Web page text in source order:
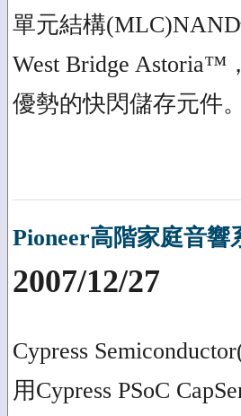
單元結構
West Bridge Astoria™
優勢的快閃儲存元件。
Pioneer高階家庭音響
2007/12/27
Cypress
用Cypress PSoC